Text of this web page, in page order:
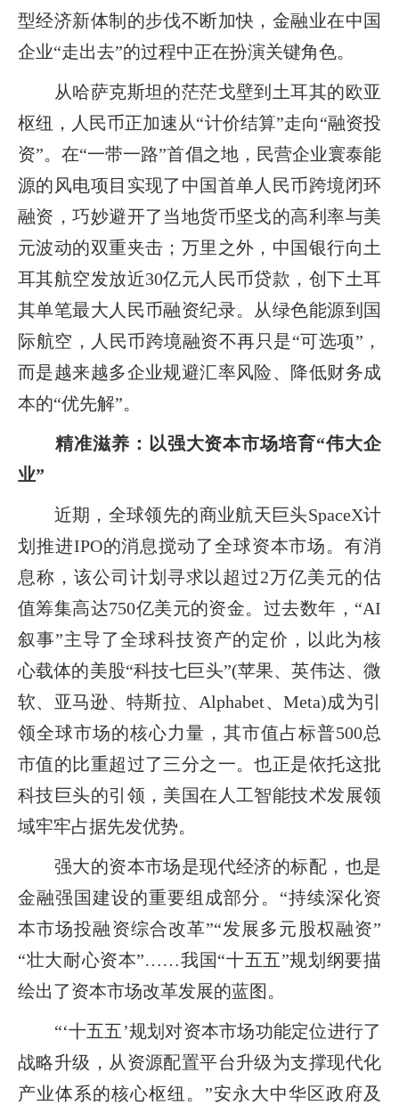
型经济新体制的步伐不断加快，金融业在中国
企业“走出去”的过程中正在扮演关键角色。
从哈萨克斯坦的茫茫戈壁到土耳其的欧亚
枢纽，人民币正加速从“计价结算”走向“融资投
资”。在“一带一路”首倡之地，民营企业寰泰能
源的风电项目实现了中国首单人民币跨境闭环
融资，巧妙避开了当地货币坚戈的高利率与美
元波动的双重夹击；万里之外，中国银行向土
耳其航空发放近30亿元人民币贷款，创下土耳
其单笔最大人民币融资纪录。从绿色能源到国
际航空，人民币跨境融资不再只是“可选项”，
而是越来越多企业规避汇率风险、降低财务成
本的“优先解”。
精准滋养：以强大资本市场培育“伟大企
业”
近期，全球领先的商业航天巨头SpaceX计
划推进IPO的消息搅动了全球资本市场。有消
息称，该公司计划寻求以超过2万亿美元的估
值筹集高达750亿美元的资金。过去数年，“AI
叙事”主导了全球科技资产的定价，以此为核
心载体的美股“科技七巨头”(苹果、英伟达、微
软、亚马逊、特斯拉、Alphabet、Meta)成为引
领全球市场的核心力量，其市值占标普500总
市值的比重超过了三分之一。也正是依托这批
科技巨头的引领，美国在人工智能技术发展领
域牢牢占据先发优势。
强大的资本市场是现代经济的标配，也是
金融强国建设的重要组成部分。“持续深化资
本市场投融资综合改革”“发展多元股权融资”
“壮大耐心资本”……我国“十五五”规划纲要描
绘出了资本市场改革发展的蓝图。
“‘十五五’规划对资本市场功能定位进行了
战略升级，从资源配置平台升级为支撑现代化
产业体系的核心枢纽。”安永大中华区政府及